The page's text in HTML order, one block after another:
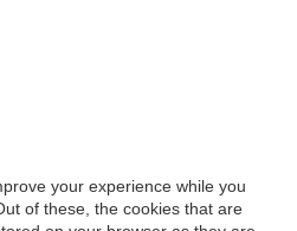
your experience while you
of these, the cookies that are